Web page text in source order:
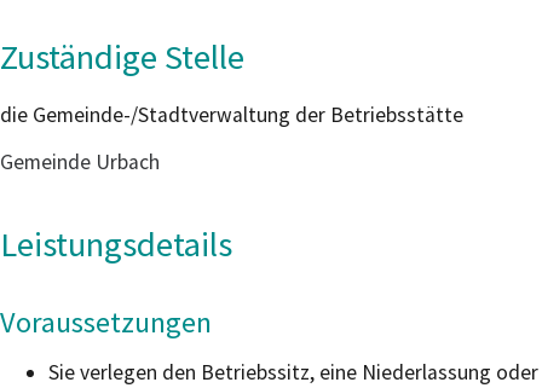
Zuständige Stelle
die Gemeinde-/Stadtverwaltung der Betriebsstätte
Gemeinde Urbach
Leistungsdetails
Voraussetzungen
Sie verlegen den Betriebssitz, eine Niederlassung oder